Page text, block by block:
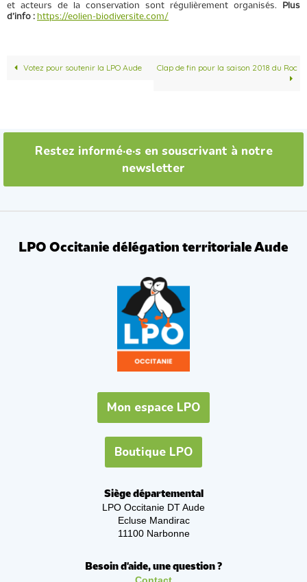
et acteurs de la conservation sont régulièrement organisés.
Plus
d’info : https://eolien-biodiversite.com/
Votez pour soutenir la LPO Aude Clap de fin pour la saison 2018 du Roc
Restez informé·e·s en souscrivant à notre
newsletter
LPO Occitanie délégation territoriale Aude
Mon espace LPO
Boutique LPO
Siège départemental
LPO Occitanie DT Aude
Ecluse Mandirac
11100 Narbonne
Besoin d'aide, une question ?